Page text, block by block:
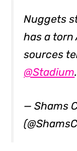
Nuggets
has a torn
sources
@Stadium.
— Shams